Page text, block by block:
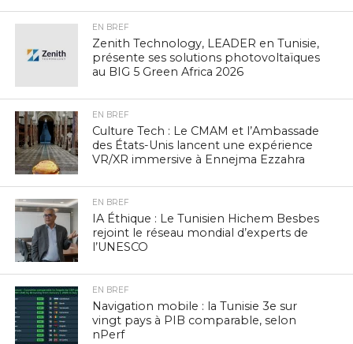
EN BREF
Zenith Technology, LEADER en Tunisie,
présente ses solutions photovoltaïques
au BIG 5 Green Africa 2026
EN BREF
Culture Tech : Le CMAM et l’Ambassade
des États-Unis lancent une expérience
VR/XR immersive à Ennejma Ezzahra
EN BREF
IA Éthique : Le Tunisien Hichem Besbes
rejoint le réseau mondial d’experts de
l’UNESCO
EN BREF
Navigation mobile : la Tunisie 3e sur
vingt pays à PIB comparable, selon
nPerf